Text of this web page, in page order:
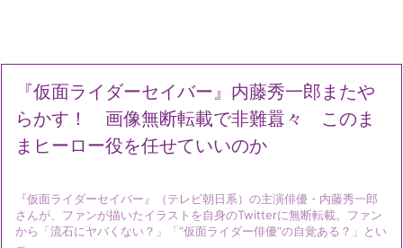
『仮面ライダーセイバー』内藤秀一郎またや
らかす！ 画像無断転載で非難囂々 このま
まヒーロー役を任せていいのか
『仮面ライダーセイバー』（テレビ朝日系）の主演俳優・内藤秀一郎
さんが、ファンが描いたイラストを自身のTwitterに無断転載。ファン
から「流石にヤバくない？」「“仮面ライダー俳優”の自覚ある？」とい